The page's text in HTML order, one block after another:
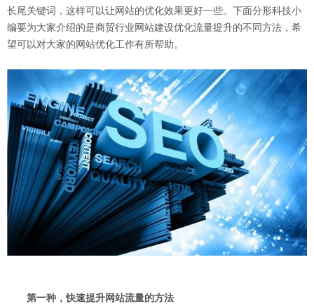
长尾关键词，这样可以让网站的优化效果更好一些。下面分形科技小
编要为大家介绍的是商贸行业网站建设优化流量提升的不同方法，希
望可以对大家的网站优化工作有所帮助。
第一种，快速提升网站流量的方法